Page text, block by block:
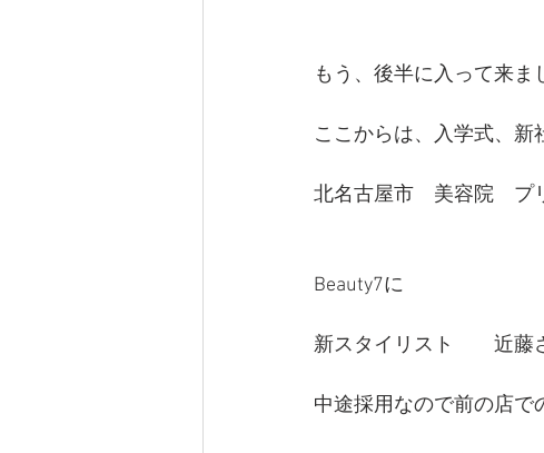
もう、後半に入って来ま
ここからは、入学式、
北名古屋市　美容院　プ
Beauty7に
新スタイリスト　　近藤
中途採用なので前の店で